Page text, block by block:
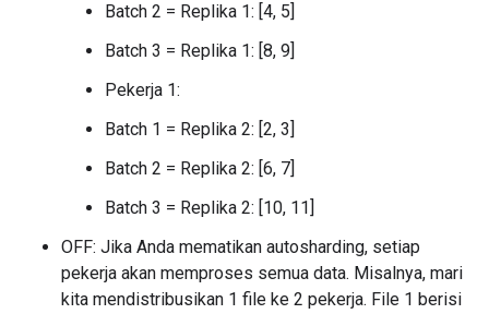
Batch 2 = Replika 1: [4, 5]
Batch 3 = Replika 1: [8, 9]
Pekerja 1:
Batch 1 = Replika 2: [2, 3]
Batch 2 = Replika 2: [6, 7]
Batch 3 = Replika 2: [10, 11]
OFF: Jika Anda mematikan autosharding, setiap
pekerja akan memproses semua data. Misalnya, mari
kita mendistribusikan 1 file ke 2 pekerja. File 1 berisi